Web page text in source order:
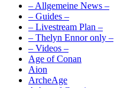
– Allgemeine News –
– Guides –
– Livestream Plan –
– Thelyn Ennor only –
– Videos –
Age of Conan
Aion
ArcheAge